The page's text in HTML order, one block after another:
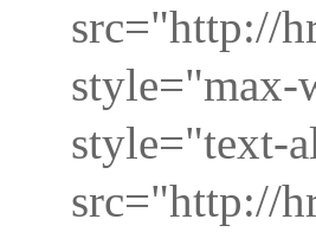
src="http://
style="max-
style="text-
src="http://